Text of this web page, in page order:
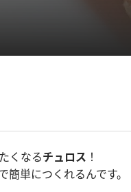
くなるチュロス ！
簡単につくれるんです。